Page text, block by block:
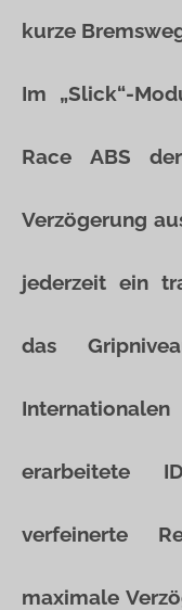
kurze
Im „Slick“-
Race ABS
Verzögerung
jederzeit ein
das
erarbeitete
verfeinerte
maximale